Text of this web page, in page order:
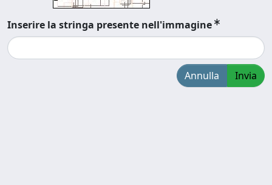
Inserire la stringa presente nell'immagine
Annulla Invia